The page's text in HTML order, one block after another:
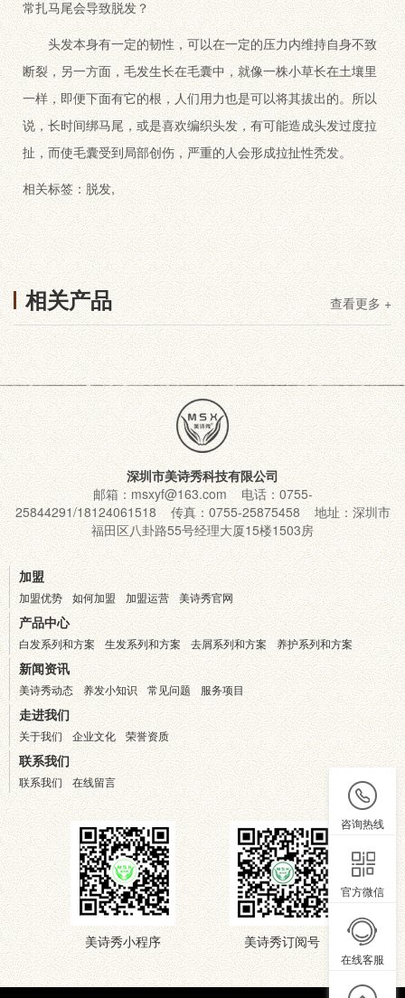
常扎马尾会导致脱发？
头发本身有一定的韧性，可以在一定的压力内维持自身不致
断裂，另一方面，毛发生长在毛囊中，就像一株小草长在土壤里
一样，即便下面有它的根，人们用力也是可以将其拔出的。所以
说，长时间绑马尾，或是喜欢编织头发，有可能造成头发过度拉
扯，而使毛囊受到局部创伤，严重的人会形成拉扯性秃发。
相关标签：脱发,
相关产品 查看更多 +
深圳市美诗秀科技有限公司
邮箱：msxyf@163.com 电话：0755-
25844291/18124061518 传真：0755-25875458 地址：深圳市
福田区八卦路55号经理大厦15楼1503房
加盟
加盟优势 如何加盟 加盟运营 美诗秀官网
产品中心
白发系列和方案 生发系列和方案 去屑系列和方案 养护系列和方案
新闻资讯
美诗秀动态 养发小知识 常见问题 服务项目
走进我们
关于我们 企业文化 荣誉资质
联系我们
联系我们 在线留言
美诗秀小程序 美诗秀订阅号
咨询热线
官方微信
在线客服